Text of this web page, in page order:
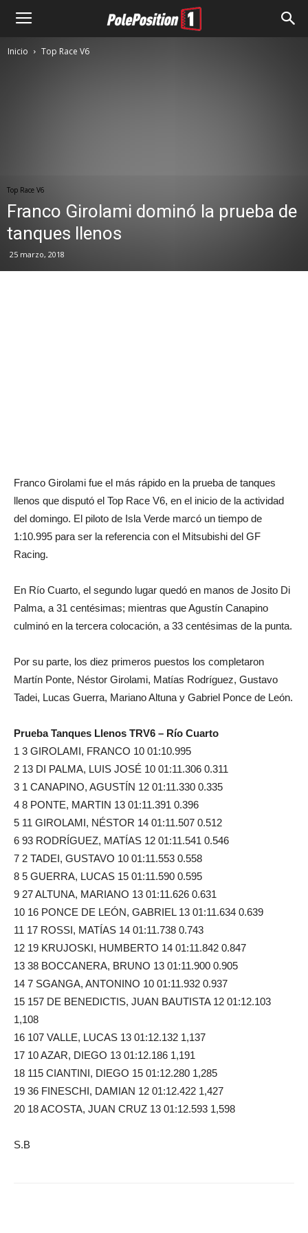
Inicio Top Race V6
Top Race V6
Franco Girolami dominó la prueba de
tanques llenos
25 marzo, 2018
Franco Girolami fue el más rápido en la prueba de tanques
llenos que disputó el Top Race V6, en el inicio de la actividad
del domingo. El piloto de Isla Verde marcó un tiempo de
1:10.995 para ser la referencia con el Mitsubishi del GF
Racing.
En Río Cuarto, el segundo lugar quedó en manos de Josito Di
Palma, a 31 centésimas; mientras que Agustín Canapino
culminó en la tercera colocación, a 33 centésimas de la punta.
Por su parte, los diez primeros puestos los completaron
Martín Ponte, Néstor Girolami, Matías Rodríguez, Gustavo
Tadei, Lucas Guerra, Mariano Altuna y Gabriel Ponce de León.
Prueba Tanques Llenos TRV6 – Río Cuarto
1 3 GIROLAMI, FRANCO 10 01:10.995
2 13 DI PALMA, LUIS JOSÉ 10 01:11.306 0.311
3 1 CANAPINO, AGUSTÍN 12 01:11.330 0.335
4 8 PONTE, MARTIN 13 01:11.391 0.396
5 11 GIROLAMI, NÉSTOR 14 01:11.507 0.512
6 93 RODRÍGUEZ, MATÍAS 12 01:11.541 0.546
7 2 TADEI, GUSTAVO 10 01:11.553 0.558
8 5 GUERRA, LUCAS 15 01:11.590 0.595
9 27 ALTUNA, MARIANO 13 01:11.626 0.631
10 16 PONCE DE LEÓN, GABRIEL 13 01:11.634 0.639
11 17 ROSSI, MATÍAS 14 01:11.738 0.743
12 19 KRUJOSKI, HUMBERTO 14 01:11.842 0.847
13 38 BOCCANERA, BRUNO 13 01:11.900 0.905
14 7 SGANGA, ANTONINO 10 01:11.932 0.937
15 157 DE BENEDICTIS, JUAN BAUTISTA 12 01:12.103
1,108
16 107 VALLE, LUCAS 13 01:12.132 1,137
17 10 AZAR, DIEGO 13 01:12.186 1,191
18 115 CIANTINI, DIEGO 15 01:12.280 1,285
19 36 FINESCHI, DAMIAN 12 01:12.422 1,427
20 18 ACOSTA, JUAN CRUZ 13 01:12.593 1,598
S.B